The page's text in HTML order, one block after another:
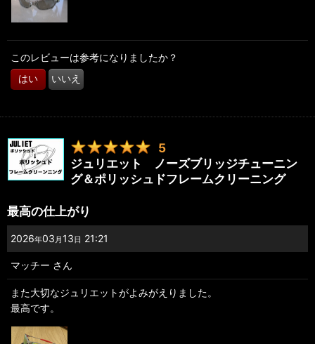
ている部分は全て対応できました。フレームもピカピカになりま
した。
修理が完了してすぐ旅行に出たのですが、完全復活したイチロー
ジュリエットのおかげで快適な旅となりました。たぶん一生使う
と思います。LINEGEARさんありがとう！！
このレビューは参考になりましたか？
はい いいえ
5
ジュリエット ノーズブリッジチューニン
グ＆ポリッシュドフレームクリーニング
最高の仕上がり
2026年03 月 13日 21:21
マッチー さん
また大切なジュリエットがよみがえりました。
最高です。